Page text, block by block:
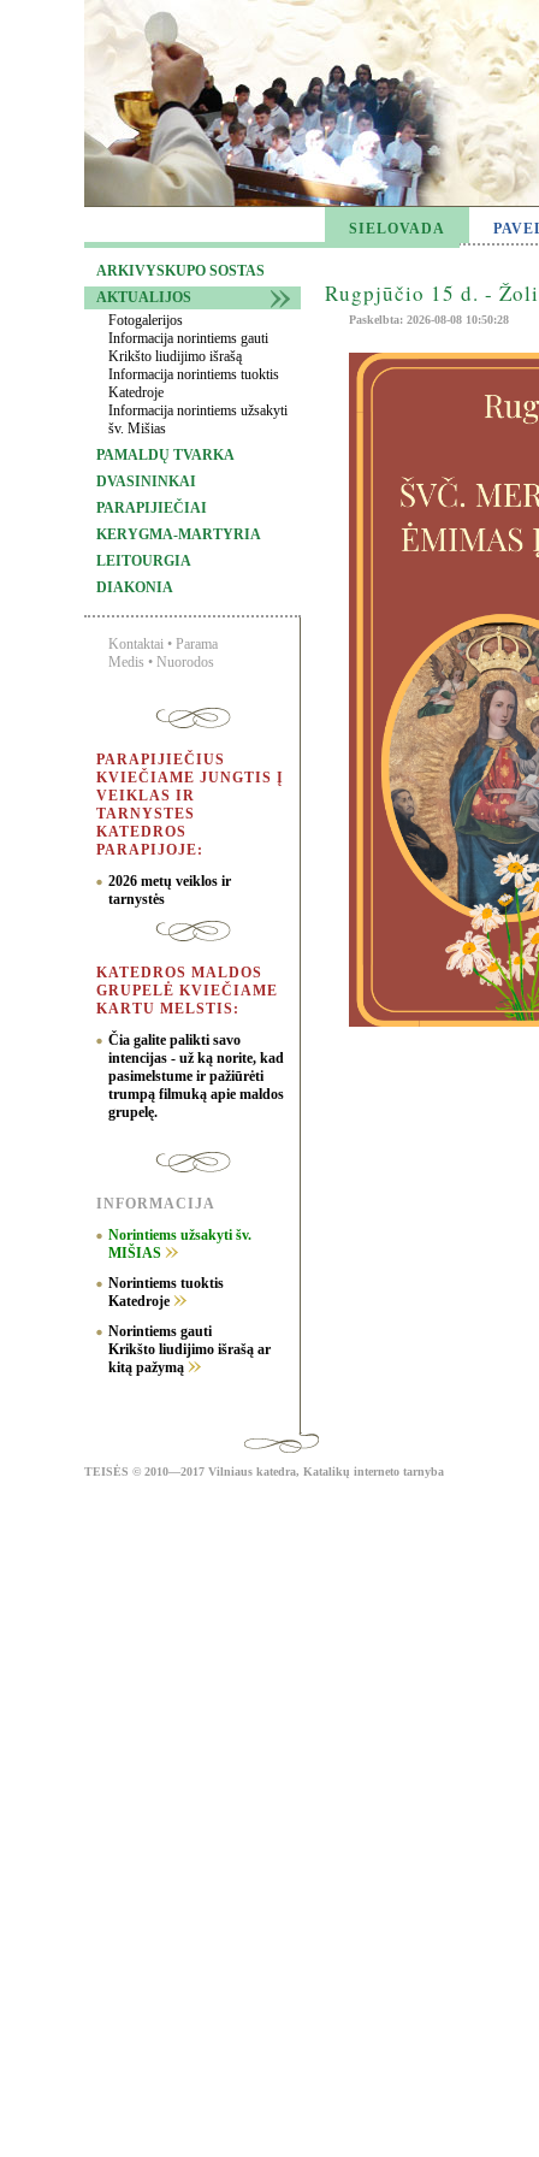
SIELOVADA
ARKIVYSKUPO SOSTAS
AKTUALIJOS
Fotogalerijos
Informacija norintiems gauti
Krikšto liudijimo išrašą
Informacija norintiems tuoktis
Katedroje
Informacija norintiems užsakyti
šv. Mišias
PAMALDŲ TVARKA
DVASININKAI
PARAPIJIEČIAI
KERYGMA-MARTYRIA
LEITOURGIA
DIAKONIA
Kontaktai • Parama
Medis • Nuorodos
PARAPIJIEČIUS
KVIEČIAME JUNGTIS Į
VEIKLAS IR
TARNYSTES
KATEDROS
PARAPIJOJE:
2026 metų veiklos ir
tarnystės
KATEDROS MALDOS
GRUPELĖ KVIEČIAME
KARTU MELSTIS:
Čia galite palikti savo
intencijas - už ką norite, kad
pasimelstume ir pažiūrėti
trumpą filmuką apie maldos
grupelę.
INFORMACIJA
Norintiems užsakyti šv.
MIŠIAS
Norintiems tuoktis
Katedroje
Norintiems gauti
Krikšto liudijimo išrašą ar
kitą pažymą
Rugpjūčio 15 d. -
Paskelbta: 2026-08-08 10:50:28
TEISĖS © 2010—2017 Vilniaus katedra, Katalikų interneto tarnyba